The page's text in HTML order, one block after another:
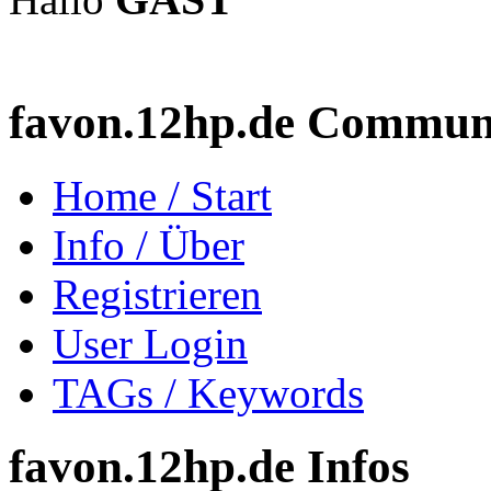
favon.12hp.de
Home / Start
Info / Über
Registrieren
User Login
TAGs / Keywords
favon.12hp.de Infos